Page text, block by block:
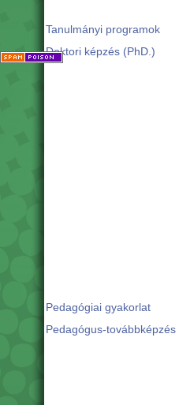
Tanulmányi programok
Doktori képzés (PhD.)
Pedagógiai gyakorlat
Pedagógus-továbbképzés